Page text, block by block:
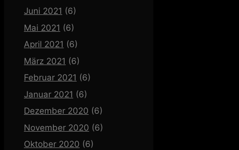
Juni 2021 (6)
Mai 2021 (6)
April 2021 (6)
März 2021 (6)
Februar 2021 (6)
Januar 2021 (6)
Dezember 2020 (6)
November 2020 (6)
Oktober 2020 (6)